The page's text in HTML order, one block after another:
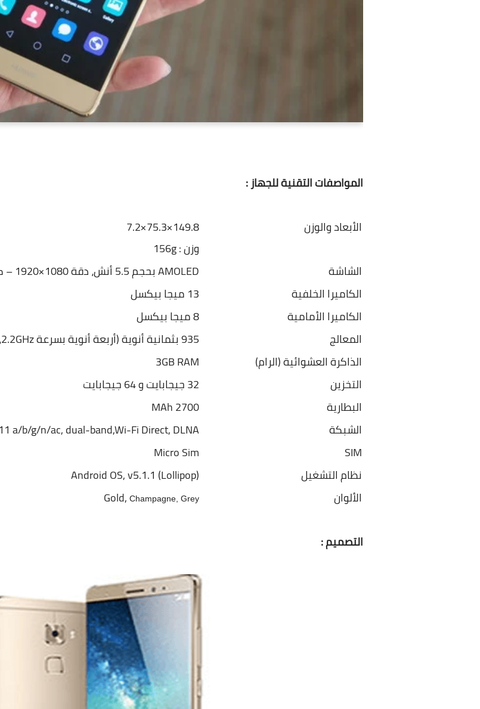
المواصفات التقنية للجهاز :
الأبعاد والوزن
149.8×75.3×7.2
وزن : 156g
الشاشة
AMOLED بحجم 5.5 أنش، دقة 1080×1920 – كثافة 401 بكسل لكل إنش
الكاميرا الخلفية
13 ميجا بيكسل
الكاميرا الأمامية
8 ميجا بيكسل
المعالج
935 بثمانية أنوية (أربعة أنوية بسرعة 2.2GHz، والأربعة الأخرى بسرعة 1.5GHz)
الذاكرة العشوائية (الرام) 3GB RAM
التخزين
32 جيجابايت و 64
جيجابايت
البطارية
MAh 2700
الشبكة
a/b/g/n/ac, dual-band,Wi-Fi Direct, DLNA
SIM
Micro Sim
نظام التشغيل
Android OS, v5.1.1 (Lollipop)
الألوان
Gold, Champagne, Grey
التصميم :